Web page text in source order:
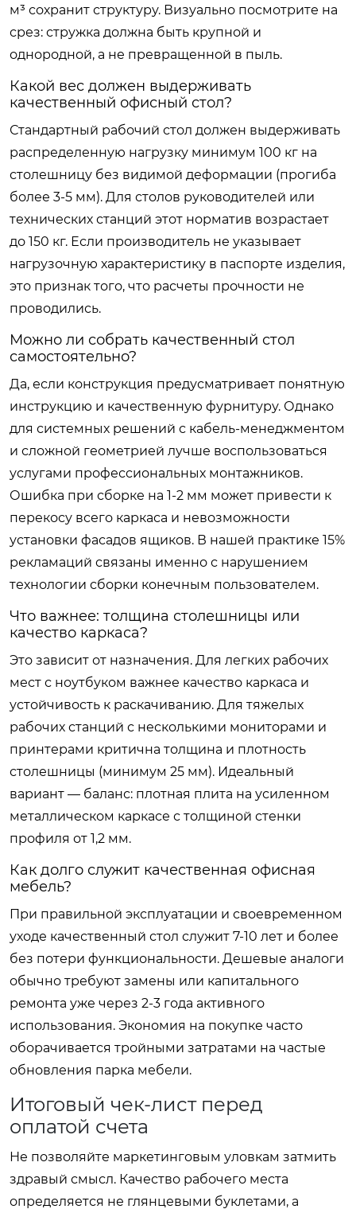
м³ сохранит структуру. Визуально посмотрите на
срез: стружка должна быть крупной и
однородной, а не превращенной в пыль.
Какой вес должен выдерживать
качественный офисный стол?
Стандартный рабочий стол должен выдерживать
распределенную нагрузку минимум 100 кг на
столешницу без видимой деформации (прогиба
более 3-5 мм). Для столов руководителей или
технических станций этот норматив возрастает
до 150 кг. Если производитель не указывает
нагрузочную характеристику в паспорте изделия,
это признак того, что расчеты прочности не
проводились.
Можно ли собрать качественный стол
самостоятельно?
Да, если конструкция предусматривает понятную
инструкцию и качественную фурнитуру. Однако
для системных решений с кабель-менеджментом
и сложной геометрией лучше воспользоваться
услугами профессиональных монтажников.
Ошибка при сборке на 1-2 мм может привести к
перекосу всего каркаса и невозможности
установки фасадов ящиков. В нашей практике 15%
рекламаций связаны именно с нарушением
технологии сборки конечным пользователем.
Что важнее: толщина столешницы или
качество каркаса?
Это зависит от назначения. Для легких рабочих
мест с ноутбуком важнее качество каркаса и
устойчивость к раскачиванию. Для тяжелых
рабочих станций с несколькими мониторами и
принтерами критична толщина и плотность
столешницы (минимум 25 мм). Идеальный
вариант — баланс: плотная плита на усиленном
металлическом каркасе с толщиной стенки
профиля от 1,2 мм.
Как долго служит качественная офисная
мебель?
При правильной эксплуатации и своевременном
уходе качественный стол служит 7-10 лет и более
без потери функциональности. Дешевые аналоги
обычно требуют замены или капитального
ремонта уже через 2-3 года активного
использования. Экономия на покупке часто
оборачивается тройными затратами на частые
обновления парка мебели.
Итоговый чек-лист перед
оплатой счета
Не позволяйте маркетинговым уловкам затмить
здравый смысл. Качество рабочего места
определяется не глянцевыми буклетами, а